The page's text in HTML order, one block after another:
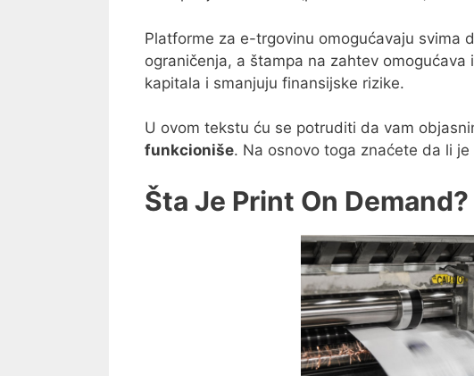
Platforme za e-trgovinu omogućavaju svima
ograničenja, a štampa na zahtev
kapitala i smanjuju finansijske rizike.
U ovom tekstu ću se potruditi da vam
funkcioniše. Na osnovo toga znaćete da li
Šta Je Print On